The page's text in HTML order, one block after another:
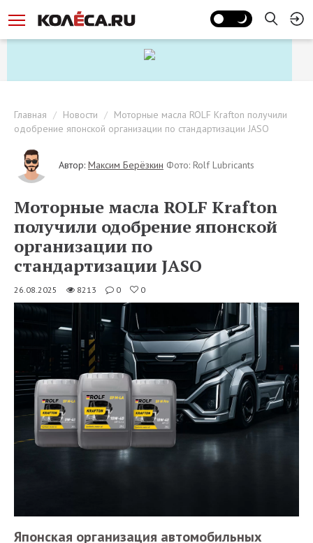
Главная Новости
Моторные масла ROLF Krafton получили
одобрение японской организации по стандартизации JASO
Автор: Максим Берёзкин Фото: Rolf Lubricants
Моторные масла ROLF Krafton
получили одобрение японской
организации по
стандартизации JASO
26.08.2025 8213 0 0
Японская организация автомобильных